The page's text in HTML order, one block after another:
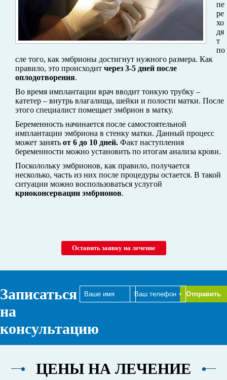
пе
ре
хо
дя
т
по
сле того, как эмбрионы достигнут нужного размера. Как
правило, это происходит через 3-5 дней после
оплодотворения.
Во время имплантации врач вводит тонкую трубку –
катетер – внутрь влагалища, шейки и полости матки. После
этого специалист помещает эмбрион в матку.
Беременность начинается после самостоятельной
имплантации эмбриона в стенку матки. Данный процесс
может занять от 6 до 10 дней. Факт наступления
беременности можно установить по итогам анализа крови.
Посколольку эмбрионов, как правило, получается
несколько, часть из них после процедуры остается. В такой
ситуации можно воспользоваться услугой
криоконсервации эмбрионов.
Оставить заявку на лечение
Записаться
на
консультацию
ЦЕНЫ НА ЛЕЧЕНИЕ